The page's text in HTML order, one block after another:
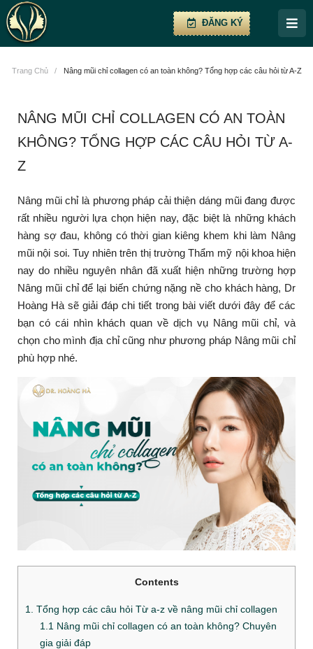
ĐĂNG KÝ
Trang Chủ / Nâng mũi chỉ collagen có an toàn không? Tổng hợp các câu hỏi từ A-Z
NÂNG MŨI CHỈ COLLAGEN CÓ AN TOÀN
KHÔNG? TỔNG HỢP CÁC CÂU HỎI TỪ A-
Z
Nâng mũi chỉ là phương pháp cải thiện dáng mũi đang được
rất nhiều người lựa chọn hiện nay, đặc biệt là những khách
hàng sợ đau, không có thời gian kiêng khem khi làm Nâng
mũi nội soi. Tuy nhiên trên thị trường Thẩm mỹ nội khoa hiện
nay do nhiều nguyên nhân đã xuất hiện những trường hợp
Nâng mũi chỉ để lại biến chứng nặng nề cho khách hàng, Dr
Hoàng Hà sẽ giải đáp chi tiết trong bài viết dưới đây để các
bạn có cái nhìn khách quan về dịch vụ Nâng mũi chỉ, và
chọn cho mình địa chỉ cũng như phương pháp Nâng mũi chỉ
phù hợp nhé.
Contents
1. Tổng hợp các câu hỏi Từ a-z về nâng mũi chỉ collagen
1.1 Nâng mũi chỉ collagen có an toàn không? Chuyên
gia giải đáp